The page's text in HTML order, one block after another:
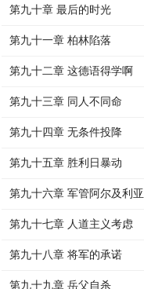
第九十章 最后的时光
第九十一章 柏林陷落
第九十二章 这德语得学啊
第九十三章 同人不同命
第九十四章 无条件投降
第九十五章 胜利日暴动
第九十六章 军管阿尔及利亚
第九十七章 人道主义考虑
第九十八章 将军的承诺
第九十九章 岳父自杀